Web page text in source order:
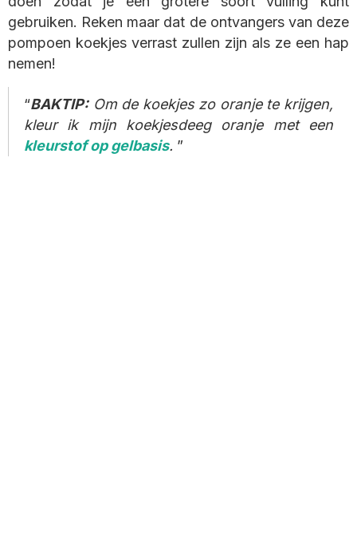
gebruiken. Reken maar dat de ontvangers van deze
pompoen koekjes verrast zullen zijn als ze een hap
nemen!
BAKTIP:Om de koekjes zo oranje te krijgen,
kleur ik mijn koekjesdeeg oranje met een
kleurstof op gelbasis.